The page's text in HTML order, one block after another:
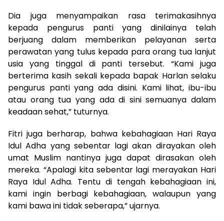
Dia juga menyampaikan rasa terimakasihnya
kepada pengurus panti yang dinilainya telah
berjuang dalam memberikan pelayanan serta
perawatan yang tulus kepada para orang tua lanjut
usia yang tinggal di panti tersebut. “Kami juga
berterima kasih sekali kepada bapak Harlan selaku
pengurus panti yang ada disini. Kami lihat, ibu-ibu
atau orang tua yang ada di sini semuanya dalam
keadaan sehat,” tuturnya.
Fitri juga berharap, bahwa kebahagiaan Hari Raya
Idul Adha yang sebentar lagi akan dirayakan oleh
umat Muslim nantinya juga dapat dirasakan oleh
mereka. “Apalagi kita sebentar lagi merayakan Hari
Raya Idul Adha. Tentu di tengah kebahagiaan ini,
kami ingin berbagi kebahagiaan, walaupun yang
kami bawa ini tidak seberapa,” ujarnya.